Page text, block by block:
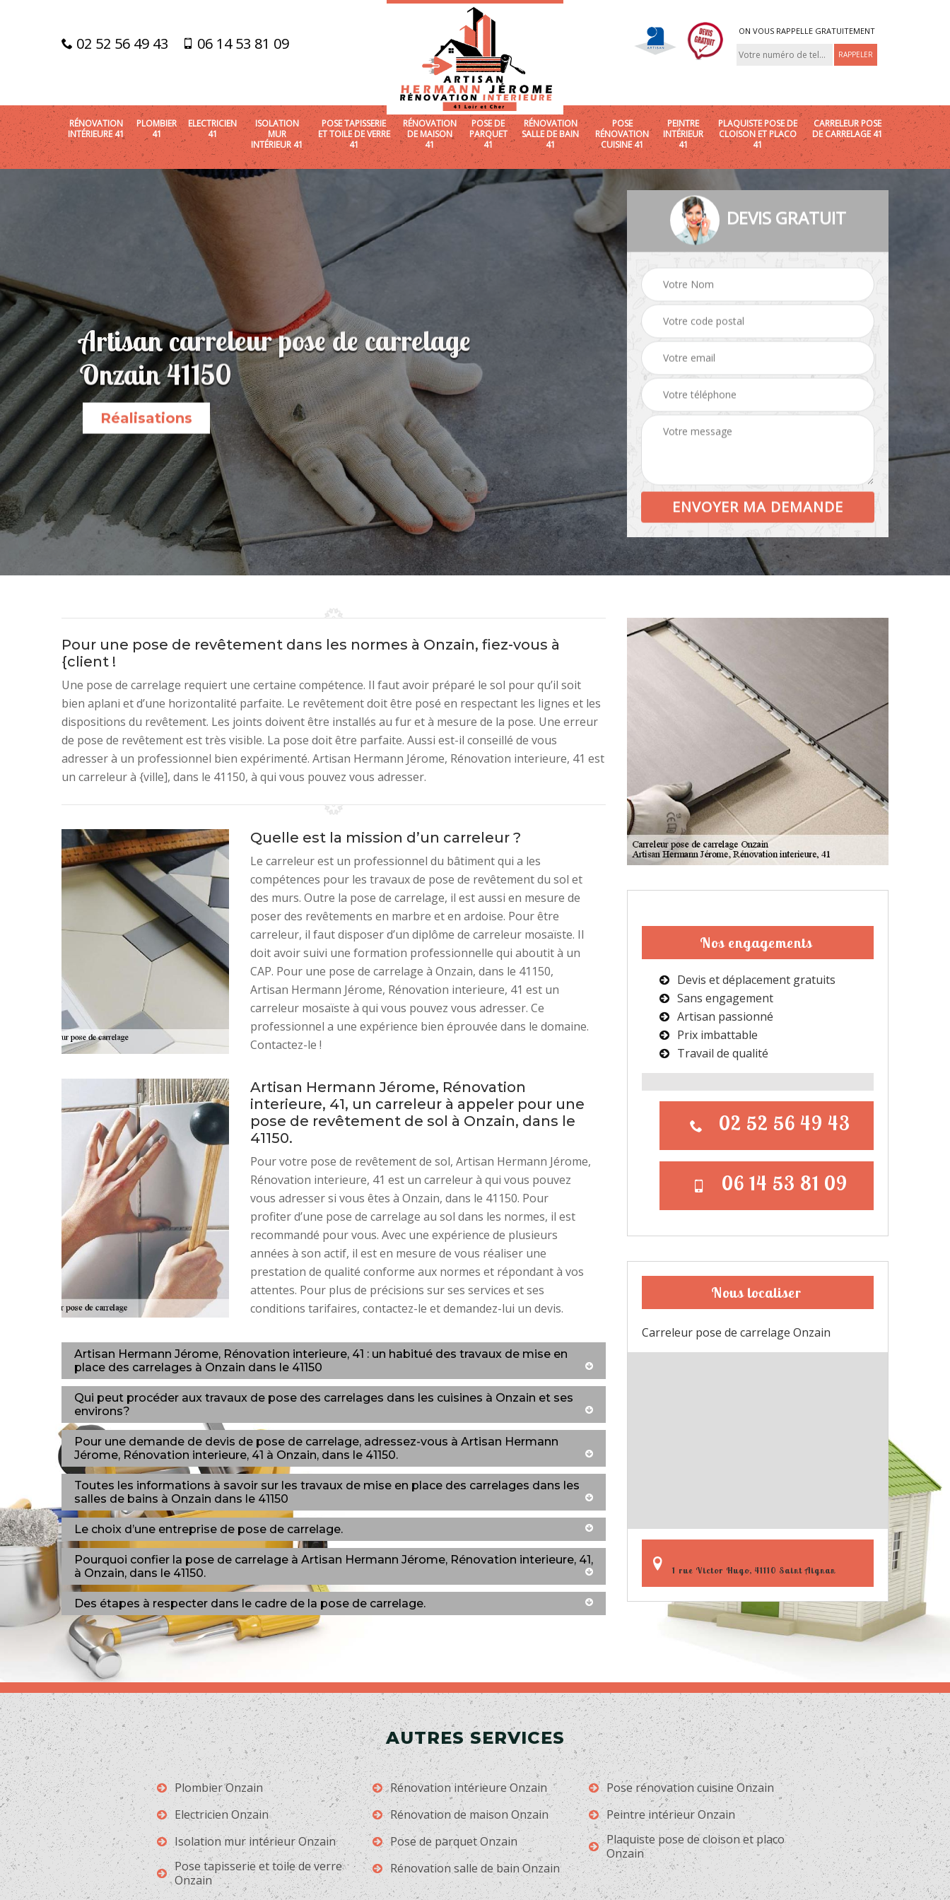
02 52 56 49 43 06 14 53 81 09
ON VOUS RAPPELLE GRATUITEMENT
RÉNOVATION
INTÉRIEURE 41
PLOMBIER
41
ELECTRICIEN
41
ISOLATION
MUR
INTÉRIEUR 41
POSE TAPISSERIE
ET TOILE DE VERRE
41
RÉNOVATION
DE MAISON
41
POSE DE
PARQUET
41
RÉNOVATION
SALLE DE BAIN
41
POSE
RÉNOVATION
CUISINE 41
PEINTRE
INTÉRIEUR
41
PLAQUISTE POSE DE
CLOISON ET PLACO
41
CARRELEUR POSE
DE CARRELAGE 41
Artisan carreleur pose de carrelage
Onzain 41150
Réalisations
DEVIS GRATUIT
Pour une pose de revêtement dans les normes à Onzain, fiez-vous à
{client !
Une pose de carrelage requiert une certaine compétence. Il faut avoir préparé le sol pour qu’il soit
bien aplani et d’une horizontalité parfaite. Le revêtement doit être posé en respectant les lignes et les
dispositions du revêtement. Les joints doivent être installés au fur et à mesure de la pose. Une erreur
de pose de revêtement est très visible. La pose doit être parfaite. Aussi est-il conseillé de vous
adresser à un professionnel bien expérimenté. Artisan Hermann Jérome, Rénovation interieure, 41 est
un carreleur à {ville], dans le 41150, à qui vous pouvez vous adresser.
Quelle est la mission d’un carreleur ?
Le carreleur est un professionnel du bâtiment qui a les
compétences pour les travaux de pose de revêtement du sol et
des murs. Outre la pose de carrelage, il est aussi en mesure de
poser des revêtements en marbre et en ardoise. Pour être
carreleur, il faut disposer d’un diplôme de carreleur mosaïste. Il
doit avoir suivi une formation professionnelle qui aboutit à un
CAP. Pour une pose de carrelage à Onzain, dans le 41150,
Artisan Hermann Jérome, Rénovation interieure, 41 est un
carreleur mosaïste à qui vous pouvez vous adresser. Ce
professionnel a une expérience bien éprouvée dans le domaine.
Contactez-le !
Artisan Hermann Jérome, Rénovation
interieure, 41, un carreleur à appeler pour une
pose de revêtement de sol à Onzain, dans le
41150.
Pour votre pose de revêtement de sol, Artisan Hermann Jérome,
Rénovation interieure, 41 est un carreleur à qui vous pouvez
vous adresser si vous êtes à Onzain, dans le 41150. Pour
profiter d’une pose de carrelage au sol dans les normes, il est
recommandé pour vous. Avec une expérience de plusieurs
années à son actif, il est en mesure de vous réaliser une
prestation de qualité conforme aux normes et répondant à vos
attentes. Pour plus de précisions sur ses services et ses
conditions tarifaires, contactez-le et demandez-lui un devis.
Artisan Hermann Jérome, Rénovation interieure, 41 : un habitué des travaux de mise en
place des carrelages à Onzain dans le 41150
Qui peut procéder aux travaux de pose des carrelages dans les cuisines à Onzain et ses
environs?
Pour une demande de devis de pose de carrelage, adressez-vous à Artisan Hermann
Jérome, Rénovation interieure, 41 à Onzain, dans le 41150.
Toutes les informations à savoir sur les travaux de mise en place des carrelages dans les
salles de bains à Onzain dans le 41150
Le choix d’une entreprise de pose de carrelage.
Pourquoi confier la pose de carrelage à Artisan Hermann Jérome, Rénovation interieure, 41,
à Onzain, dans le 41150.
Des étapes à respecter dans le cadre de la pose de carrelage.
Nos engagements
Devis et déplacement gratuits
Sans engagement
Artisan passionné
Prix imbattable
Travail de qualité
02 52 56 49 43
06 14 53 81 09
Nous localiser
Carreleur pose de carrelage Onzain
1 rue Victor Hugo, 41110 Saint Aignan
AUTRES SERVICES
Plombier Onzain
Electricien Onzain
Isolation mur intérieur Onzain
Pose tapisserie et toile de verre
Onzain
Rénovation intérieure Onzain
Rénovation de maison Onzain
Pose de parquet Onzain
Rénovation salle de bain Onzain
Pose rénovation cuisine Onzain
Peintre intérieur Onzain
Plaquiste pose de cloison et placo
Onzain